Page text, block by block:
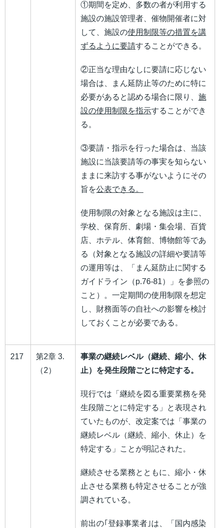
①期間を定め、多数の者が利用する
施設の施設管理者、催物開催者に対
して、施設の使用制限等の措置を講
ずるように要請することができる。
②正当な理由なしに要請に応じない
場合は、まん延防止等のために特に
必要があると認める場合に限り、 施
設の使用制限を指示することができ
る。
③要請・指示を行った場合は、当該
施設に当該要請等の事実を知らない
ままに来訪する事がないようにその
旨を公表できる。
使用制限の対象となる施設は主に、
学校、保育所、劇場・集会場、百貨
店、ホテル、体育館、博物館等であ
る（対象となる施設の詳細や要請等
の運用等は、「まん延防止に関する
ガイドライン（p.76-81）」を参照の
こと）。一定期間の使用制限を想定
し、財務面等の自社への影響を検討
しておくことが必要である。
217
第2章 3.
（2）
事業の継続レベル（継続、縮小、休
止）を発生段階ごとに特定する。
現行では「継続を図る重要業務を発
生段階ごとに特定する」と表現され
ていたものが、改定案では「事業の
継続レベル（継続、縮小、休止）を
特定する」ことが明記された。
継続させる業務とともに、縮小・休
止させる業務も特定させることが強
調されている。
前出の｢登録事業者｣は、「国内感染